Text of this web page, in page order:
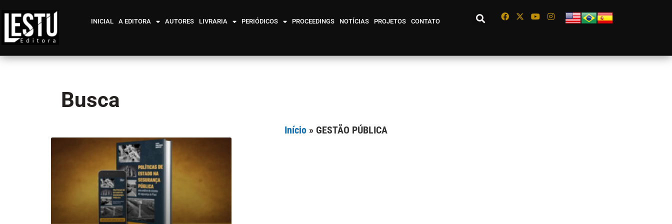
INICIAL A EDITORA AUTORES LIVRARIA PERIÓDICOS PROCEEDINGS NOTÍCIAS PROJETOS CONTATO
Busca
Início » GESTÃO PÚBLICA